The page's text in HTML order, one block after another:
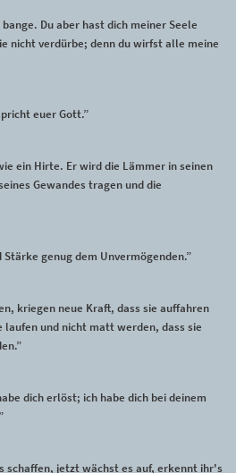
Du aber hast dich meiner Seele
nicht verdürbe; denn du wirfst alle meine
euer Gott.”
ein Hirte. Er wird die Lämmer in seinen
Gewandes tragen und die
genug dem Unvermögenden.”
kriegen neue Kraft, dass sie auffahren
laufen und nicht matt werden, dass sie
dich erlöst; ich habe dich bei deinem
schaffen, jetzt wächst es auf, erkennt ihr's